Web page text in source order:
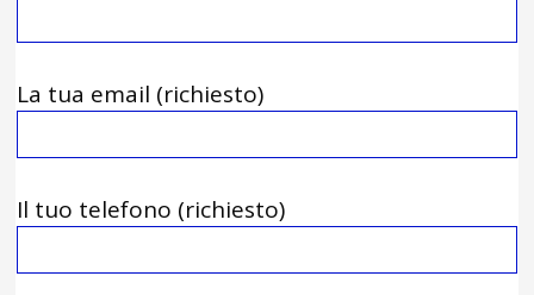
La tua email (richiesto)
Il tuo telefono (richiesto)